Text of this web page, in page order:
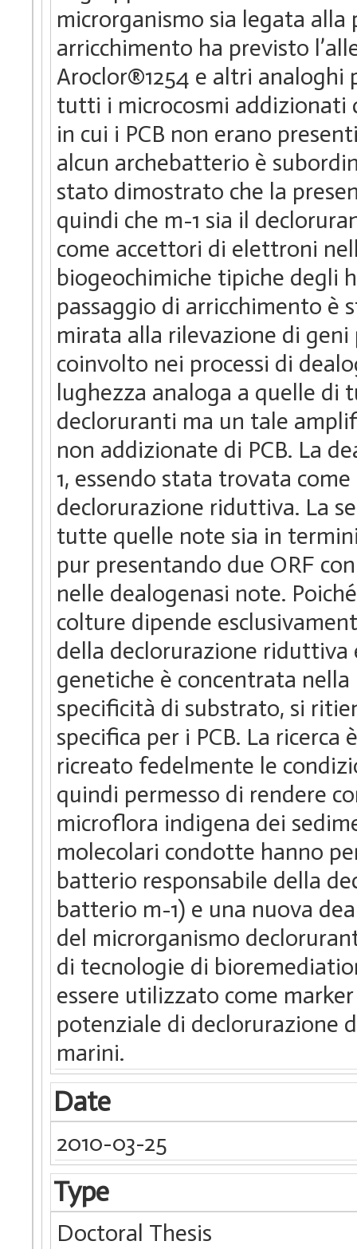
microrganismo sia legata alla
arricchimento ha previsto
Aroclor®1254 e altri analoghi
tutti i microcosmi addizionati
in cui i PCB non erano
alcun archebatterio è
stato dimostrato che la
quindi che m-1 sia il
come accettori di elettroni
biogeochimiche tipiche
passaggio di arricchimento è
mirata alla rilevazione di geni
coinvolto nei processi di
lughezza analoga a quelle
decloruranti ma un tale
non addizionate di PCB. La
1, essendo stata trovata
declorurazione riduttiva. La
tutte quelle note sia in
pur presentando due ORF
nelle dealogenasi note.
colture dipende
della declorurazione
genetiche è concentrata
specificità di substrato, si
specifica per i PCB. La
ricreato fedelmente le
quindi permesso di rendere
microflora indigena dei
molecolari condotte hanno
batterio responsabile della
batterio m-1) e una nuova
del microrganismo
di tecnologie di
essere utilizzato come
potenziale di declorurazione
marini.
Date
2010-03-25
Type
Doctoral Thesis